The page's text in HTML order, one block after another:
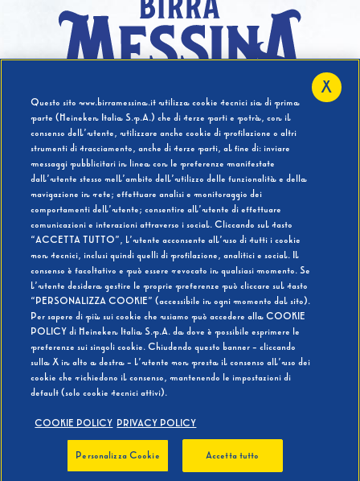
Hai compiuto 18 Anni?
SI NO
BEVI RESPONSABILMENTE
Questo sito www.birramessina.it utilizza cookie tecnici sia di prima
parte (Heineken Italia S.p.A.) che di terze parti e potrà, con il
consenso dell’utente, utilizzare anche cookie di profilazione o altri
strumenti di tracciamento, anche di terze parti, al fine di: inviare
messaggi pubblicitari in linea con le preferenze manifestate
dall’utente stesso nell’ambito dell’utilizzo delle funzionalità e della
navigazione in rete; effettuare analisi e monitoraggio dei
comportamenti dell’utente; consentire all’utente di effettuare
comunicazioni e interazioni attraverso i social. Cliccando sul tasto
“ACCETTA TUTTO”, l’utente acconsente all’uso di tutti i cookie
non tecnici, inclusi quindi quelli di profilazione, analitici e social. Il
consenso è facoltativo e può essere revocato in qualsiasi momento. Se
l’utente desidera gestire le proprie preferenze può cliccare sul tasto
“PERSONALIZZA COOKIE” (accessibile in ogni momento dal sito).
Per sapere di più sui cookie che usiamo può accedere alla COOKIE
POLICY di Heineken Italia S.p.A. da dove è possibile esprimere le
preferenze sui singoli cookie. Chiudendo questo banner - cliccando
sulla X in alto a destra - l’utente non presta il consenso all’uso dei
cookie che richiedono il consenso, mantenendo le impostazioni di
default (solo cookie tecnici attivi).
COOKIE POLICY PRIVACY POLICY
Personalizza Cookie Accetta tutto
X